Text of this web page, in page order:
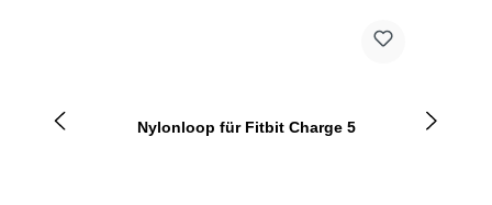
Nylonloop für Fitbit Charge 5